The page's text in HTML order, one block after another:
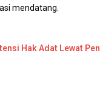
mendatang.
Hak Adat Lewat